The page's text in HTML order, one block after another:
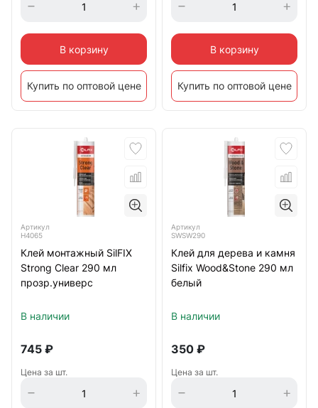
В корзину
Купить по оптовой цене
В корзину
Купить по оптовой цене
Артикул
H4065
Клей монтажный SilFIX
Strong Clear 290 мл
прозр.универс
В наличии
745 ₽
Цена за шт.
Артикул
SWSW290
Клей для дерева и камня
Silfix Wood&Stone 290 мл
белый
В наличии
350 ₽
Цена за шт.